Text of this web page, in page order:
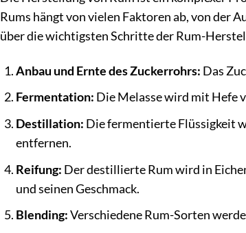
Rums hängt von vielen Faktoren ab, von der
über die wichtigsten Schritte der Rum-
Anbau und Ernte des Zuckerrohrs: Das
Fermentation: Die Melasse wird mit Hefe
Destillation: Die fermentierte Flüssigkeit
entfernen.
Reifung: Der destillierte Rum wird in
und seinen Geschmack.
Blending:Verschiedene Rum-Sorten